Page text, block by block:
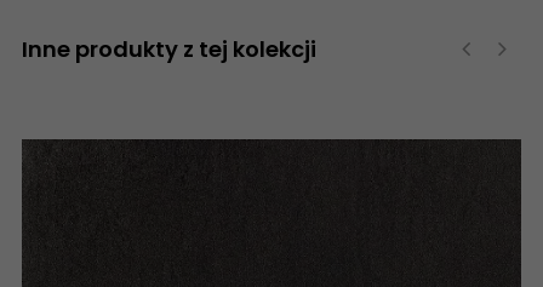
Inne produkty z tej kolekcji